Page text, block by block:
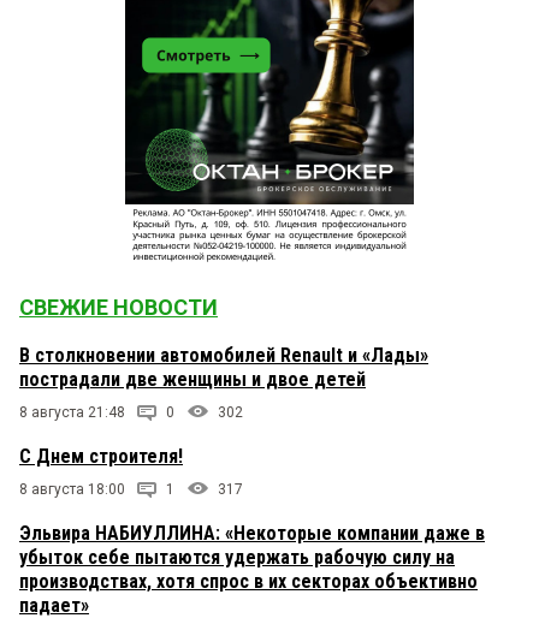
СВЕЖИЕ НОВОСТИ
В столкновении автомобилей Renault и «Лады»
пострадали две женщины и двое детей
8 августа 21:48 0 302
С Днем строителя!
8 августа 18:00 1 317
Эльвира НАБИУЛЛИНА: «Некоторые компании даже в
убыток себе пытаются удержать рабочую силу на
производствах, хотя спрос в их секторах объективно
падает»